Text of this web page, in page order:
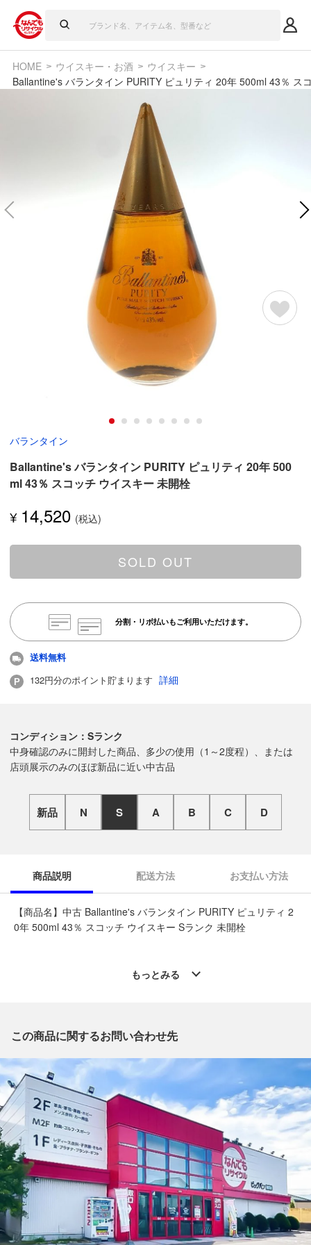
HOME ウイスキー・お酒
ウイスキー
Ballantine's バランタイン PURITY ピュリティ 20年 500ml 43％ ス
バランタイン
Ballantine's バランタイン PURITY ピュリティ 20年 500
ml 43％ スコッチ ウイスキー 未開栓
¥ 14,520
SOLD OUT
分割・リボ払いもご利用いただけます。
送料無料
132円分のポイント貯まります 詳細
コンディション：Sランク
中身確認のみに開封した商品、多少の使用（1～2度程）、または
店頭展示のみのほぼ新品に近い中古品
新品 N S A B C D
商品説明 配送方法 お支払い方法
【商品名】中古 Ballantine's バランタイン PURITY ピュリティ 2
0年 500ml 43％ スコッチ ウイスキー Sランク 未開栓
※「なんでもリサイクルビッグバン 公式オンラインストアの出
電話番号：0138-35-3196
【店舗内商品コード】1016003307168
【メーカー】Ballantine's/バランタイン
【内容量】500ml
【度数】43度
【原産国名】スコットランド
【栓・フィルムの状態】未開栓
【本数】1本
【付属品】なし
【ランク】Sランク
もっとみる
この商品に関するお問い合わせ先